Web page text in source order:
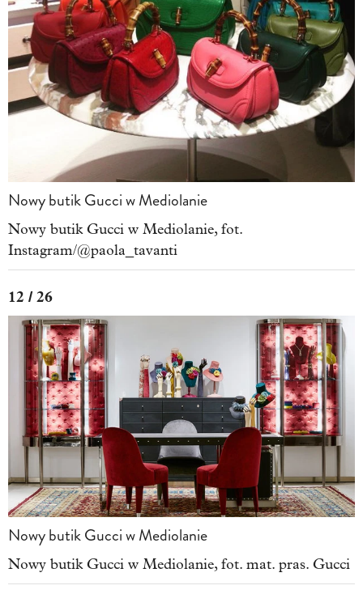
Nowy butik Gucci w Mediolanie
Nowy butik Gucci w Mediolanie, fot.
Instagram/@paola_tavanti
12 / 26
Nowy butik Gucci w Mediolanie
Nowy butik Gucci w Mediolanie, fot. mat. pras. Gucci